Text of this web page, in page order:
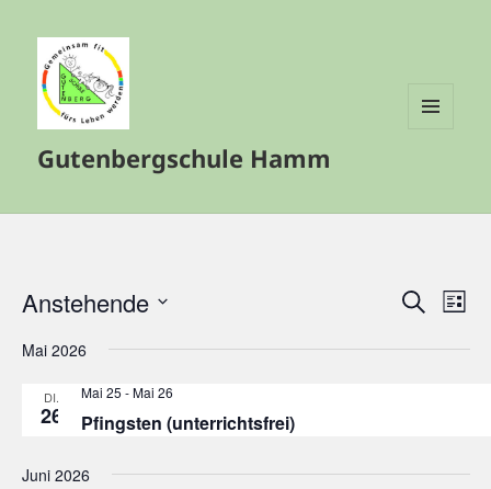
Gutenbergschule Hamm
und
SUCHELISTE
Anstehende
wählen.
Mai 2026
DI.
26
Mai 25 -Mai 26
Pfingsten (unterrichtsfrei)
Juni 2026